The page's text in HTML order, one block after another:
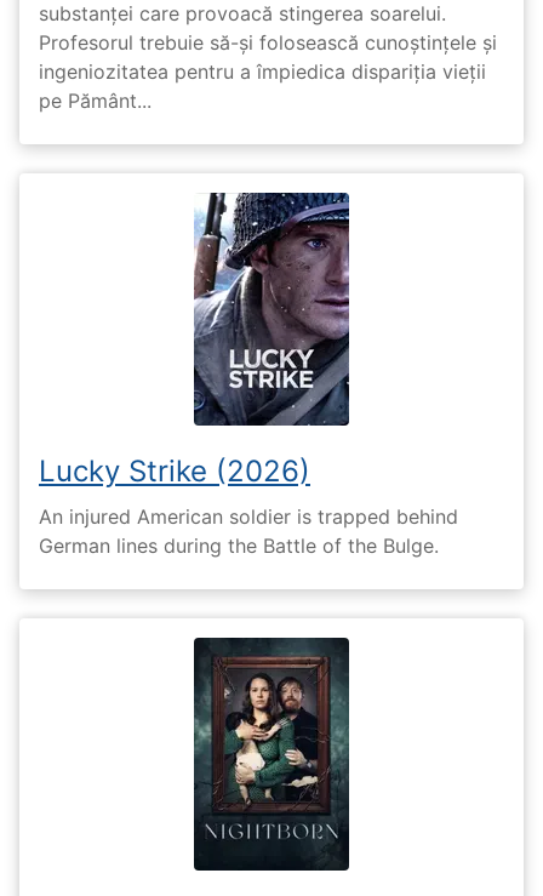
substanței care provoacă stingerea soarelui.
Profesorul trebuie să-și folosească cunoștințele și
ingeniozitatea pentru a împiedica dispariția vieții
pe Pământ...
Lucky Strike (2026)
An injured American soldier is trapped behind
German lines during the Battle of the Bulge.